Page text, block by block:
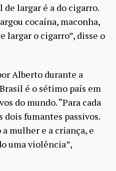
largar é a do cigarro.
cocaína, maconha,
largar o cigarro”, disse o
Alberto durante a
é o sétimo país em
do mundo. “Para cada
fumantes passivos.
a mulher e a criança, e
uma violência”,